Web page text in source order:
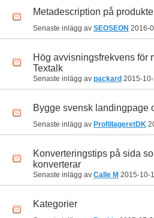
Metadescription på
Senaste inlägg av SEOSEON 2016-
Hög avvisningsfrekvens för
Textalk
Senaste inlägg av packard 2015-
Bygge svensk landingpage
Senaste inlägg av ProfillageretDK
Konverteringstips på sida
konverterar
Senaste inlägg av Calle M 2015-10-
Kategorier